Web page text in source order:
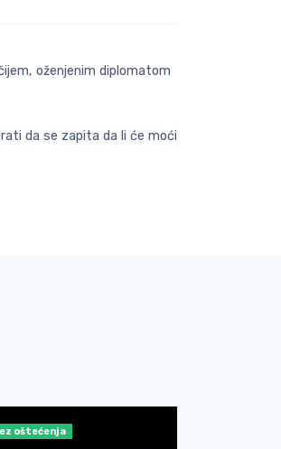
oženjenim diplomatom
da se zapita da li će moći
oštećenja